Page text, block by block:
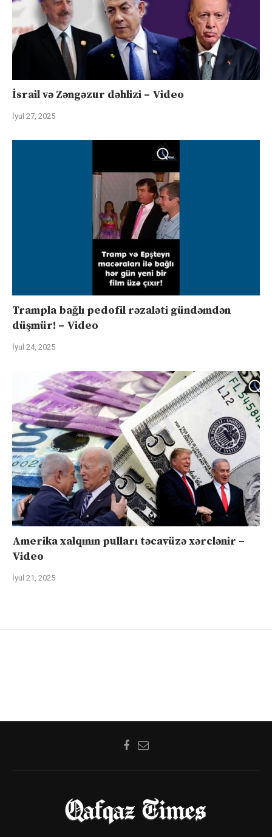
İsrail və Zəngəzur dəhlizi – Video
İyul 27, 2025
Trampla bağlı pedofil rəzaləti gündəmdən
düşmür! – Video
İyul 24, 2025
Amerika xalqının pulları təcavüzə xərclənir –
Video
İyul 21, 2025